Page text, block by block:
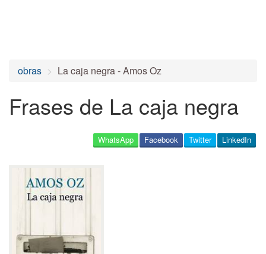
obras La caja negra - Amos Oz
Frases de La caja negra
LinkedIn
Twitter
Facebook
WhatsApp